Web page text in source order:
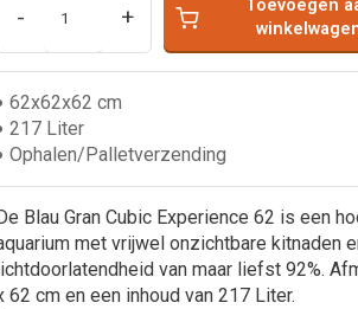
- +
Toevoegen
62x62x62 cm
217 Liter
Ophalen/Palletverzending
Blau Gran Cubic Experience 62 is een
met vrijwel onzichtbare kitnaden
van maar liefst 92%.
62 cm en een inhoud van 217 Liter.